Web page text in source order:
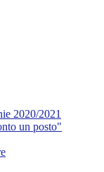
2020/2021
un posto"